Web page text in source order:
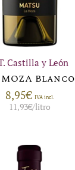
Castilla y León
MOZA Blanco
8,95€ IVA incl.
11,93€/litro